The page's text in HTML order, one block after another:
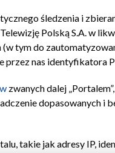
Pomoc Biuro
śledzenia i
Polską S.A. w
(w tym do
przez nas identyfikatora
zwanych dalej
dopasowanych i
takie jak adresy IP,